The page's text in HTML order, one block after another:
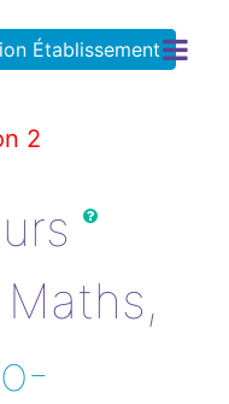
Établissement
2